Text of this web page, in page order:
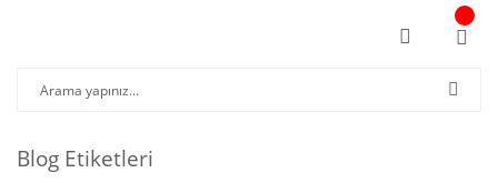
Blog Etiketleri